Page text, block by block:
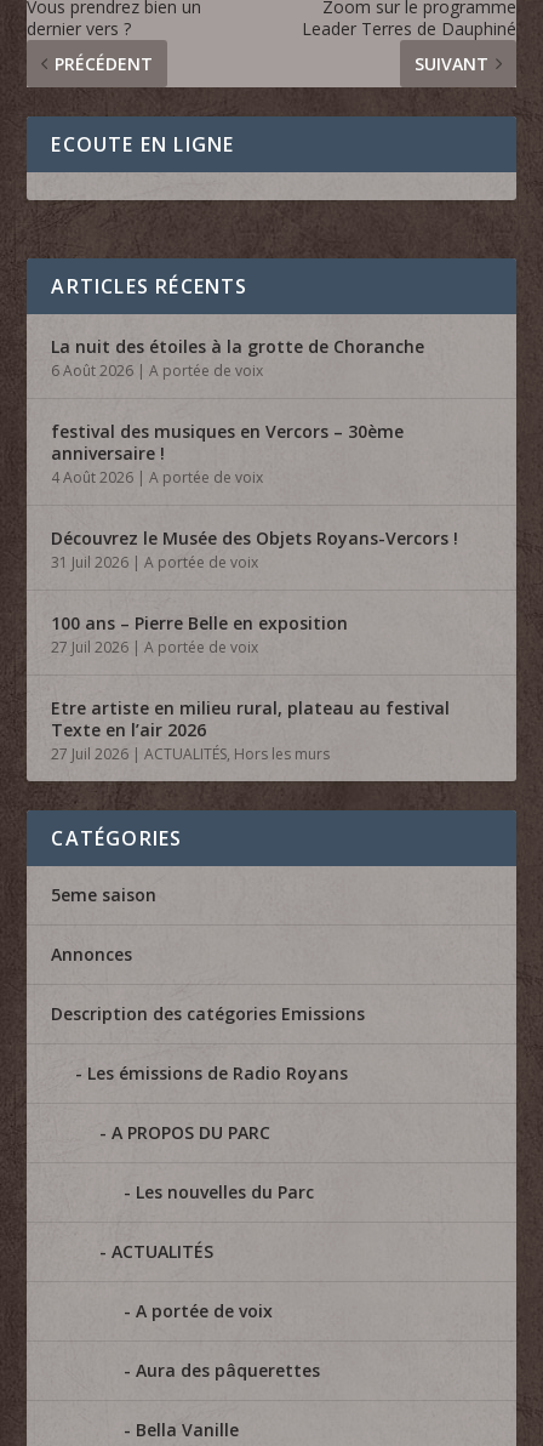
Vous prendrez bien un
dernier vers ?
PRÉCÉDENT
Zoom sur le programme
Leader Terres de Dauphiné
SUIVANT
ECOUTE EN LIGNE
ARTICLES RÉCENTS
La nuit des étoiles à la grotte de Choranche
6 Août 2026 |A portée de voix
festival des musiques en Vercors – 30ème
anniversaire !
4 Août 2026 |A portée de voix
Découvrez le Musée des Objets Royans-Vercors !
31 Juil 2026 |A portée de voix
100 ans – Pierre Belle en exposition
27 Juil 2026 |A portée de voix
Etre artiste en milieu rural, plateau au festival
Texte en l’air 2026
27 Juil 2026 |ACTUALITÉS, Hors les murs
CATÉGORIES
5eme saison
Annonces
Description des catégories Emissions
Les émissions de Radio Royans
A PROPOS DU PARC
Les nouvelles du Parc
ACTUALITÉS
A portée de voix
Aura des pâquerettes
Bella Vanille